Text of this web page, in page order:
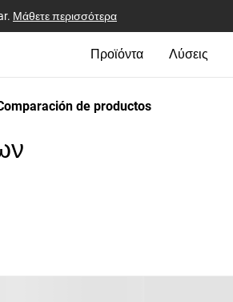
Μάθετε περισσότερα
Προϊόντα Λύσεις
de productos